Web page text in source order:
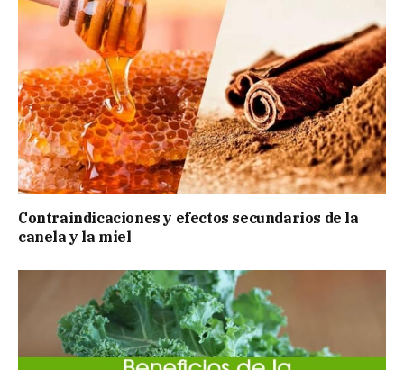
Contraindicaciones y efectos secundarios de la
canela y la miel